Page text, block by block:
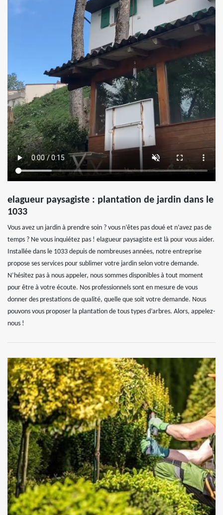
elagueur paysagiste : plantation de jardin dans le
1033
Vous avez un jardin à prendre soin ? vous n’êtes pas doué et n’avez pas de
temps ? Ne vous inquiétez pas ! elagueur paysagiste est là pour vous aider.
Installée dans le 1033 depuis de nombreuses années, notre entreprise
propose ses services pour sublimer votre jardin selon votre demande.
N’hésitez pas à nous appeler, nous sommes disponibles à tout moment
pour être à votre écoute. Nos professionnels sont en mesure de vous
donner des prestations de qualité, quelle que soit votre demande. Nous
pouvons vous proposer la plantation de tous types d’arbres. Alors, appelez-
nous !